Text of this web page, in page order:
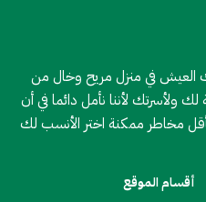
العيش في منزل مريح وخال من
ولأسرتك لأننا نأمل دائما في أن
مخاطر ممكنة اختر الأنسب لك
أقسام الموقع